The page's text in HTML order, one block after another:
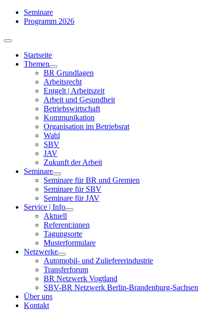
Zum
Inhalt
Seminare
Programm 2026
Toggle
NavigationStartseite
Themen
BR Grundlagen
Arbeits­recht
Entgelt | Arbeitszeit
Arbeit und Gesundheit
Betriebswirtschaft
Kommuni­kation
Organisation im Betriebsrat
Wahl
SBV
JAV
Zukunft der Arbeit
Seminare
Seminare für BR und Gremien
Seminare für SBV
Seminare für JAV
Service | Info
Aktuell
Referent:innen
Tagungsorte
Musterformulare
Netzwerke
Automobil- und Zuliefererindustrie
Transferforum
BR Netzwerk Vogtland
SBV-BR Netzwerk Berlin-Brandenburg-Sachsen
Über uns
Kontakt